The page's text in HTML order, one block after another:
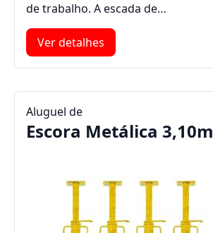
de trabalho. A escada de…
Ver detalhes
Aluguel de
Escora Metálica 3,10m